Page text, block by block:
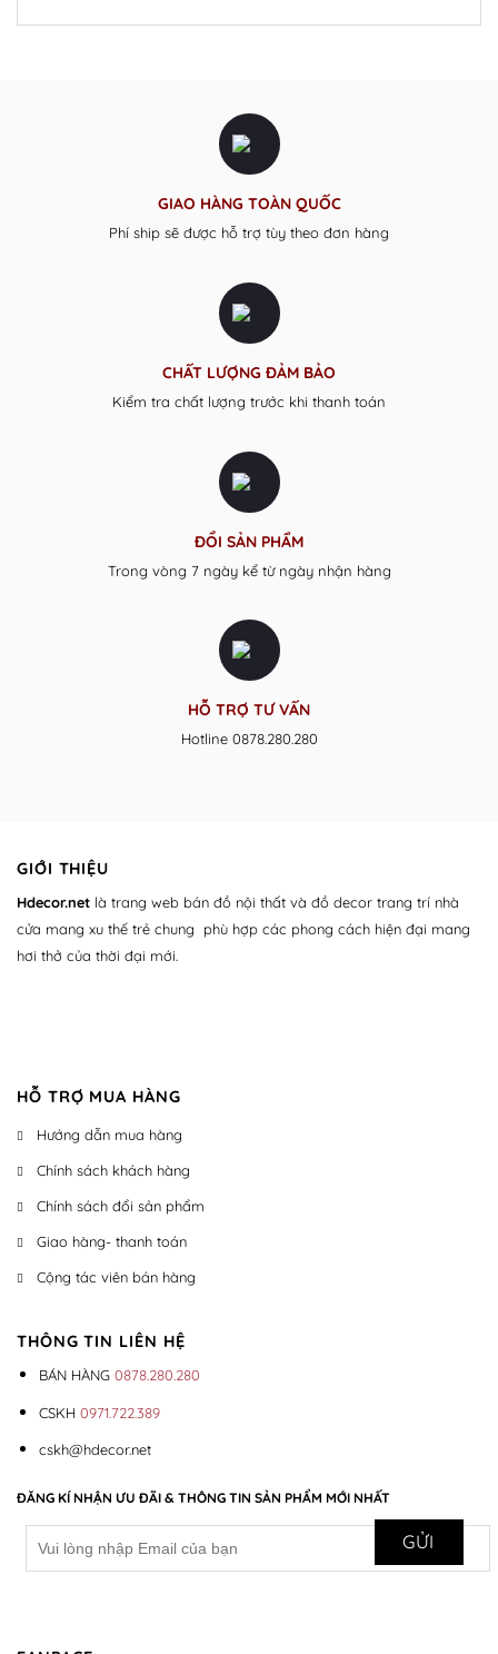
GIAO HÀNG TOÀN QUỐC
Phí ship sẽ được hỗ trợ tùy theo đơn hàng
CHẤT LƯỢNG ĐẢM BẢO
Kiểm tra chất lượng trước khi thanh toán
ĐỔI SẢN PHẨM
Trong vòng 7 ngày kể từ ngày nhận hàng
HỖ TRỢ TƯ VẤN
Hotline 0878.280.280
GIỚI THIỆU
Hdecor.net là trang web bán đồ nội thất và đồ decor trang trí nhà
cửa mang xu thế trẻ chung phù hợp các phong cách hiện đại mang
hơi thở của thời đại mới.
HỖ TRỢ MUA HÀNG
Hướng dẫn mua hàng
Chính sách khách hàng
Chính sách đổi sản phẩm
Giao hàng- thanh toán
Cộng tác viên bán hàng
THÔNG TIN LIÊN HỆ
BÁN HÀNG 0878.280.280
CSKH 0971.722.389
cskh@hdecor.net
ĐĂNG KÍ NHẬN ƯU ĐÃI & THÔNG TIN SẢN PHẨM MỚI NHẤT